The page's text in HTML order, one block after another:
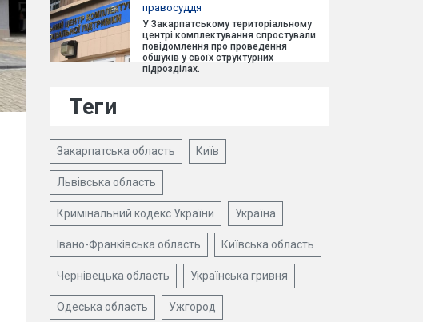
правосуддя
У Закарпатському територіальному
центрі комплектування спростували
повідомлення про проведення
обшуків у своїх структурних
підрозділах.
Теги
Закарпатська область Київ
Львівська область
Кримінальний кодекс України Україна
Івано-Франківська область Київська область
Чернівецька область Українська гривня
Одеська область Ужгород